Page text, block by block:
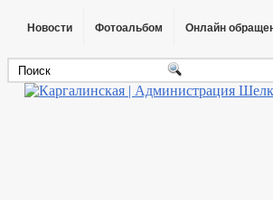
Новости Фотоальбом Онлайн